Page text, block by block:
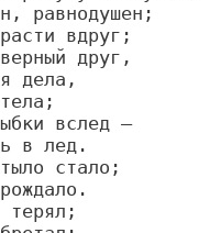
равнодушен;
вдруг;
друг,
дела,
вслед —
в лед.
стало;
терял;